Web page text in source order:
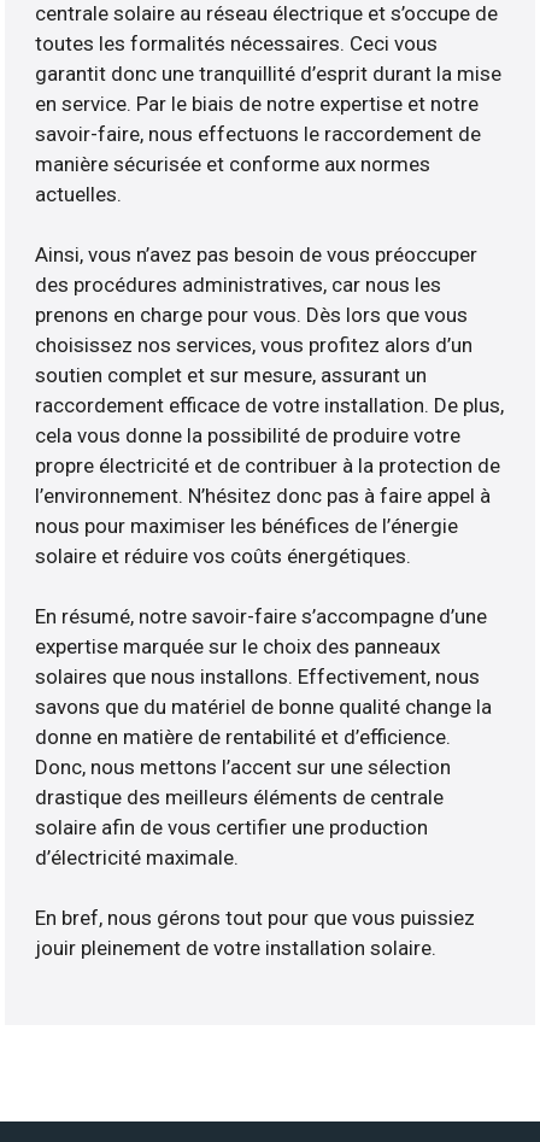
centrale solaire au réseau électrique et s’occupe de
toutes les formalités nécessaires. Ceci vous
garantit donc une tranquillité d’esprit durant la mise
en service. Par le biais de notre expertise et notre
savoir-faire, nous effectuons le raccordement de
manière sécurisée et conforme aux normes
actuelles.
Ainsi, vous n’avez pas besoin de vous préoccuper
des procédures administratives, car nous les
prenons en charge pour vous. Dès lors que vous
choisissez nos services, vous profitez alors d’un
soutien complet et sur mesure, assurant un
raccordement efficace de votre installation. De plus,
cela vous donne la possibilité de produire votre
propre électricité et de contribuer à la protection de
l’environnement. N’hésitez donc pas à faire appel à
nous pour maximiser les bénéfices de l’énergie
solaire et réduire vos coûts énergétiques.
En résumé, notre savoir-faire s’accompagne d’une
expertise marquée sur le choix des panneaux
solaires que nous installons. Effectivement, nous
savons que du matériel de bonne qualité change la
donne en matière de rentabilité et d’efficience.
Donc, nous mettons l’accent sur une sélection
drastique des meilleurs éléments de centrale
solaire afin de vous certifier une production
d’électricité maximale.
En bref, nous gérons tout pour que vous puissiez
jouir pleinement de votre installation solaire.